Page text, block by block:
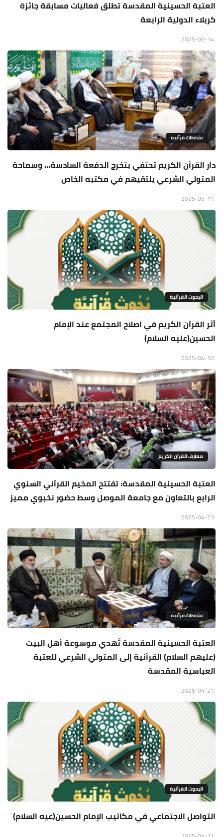
العتبة الحسينية المقدسة تطلق فعاليات مسابقة جائزة
كربلاء الدولية الرابعة
نشاطات قرآنية
دار القرآن الكريم تحتفي بتخرج الدفعة السادسة... وسماحة
المتولي الشرعي يلتقيهم في مكتبه الخاص
البحوث القرأنية
أثر القرآن الكريم في اصلاح المجتمع عند الإمام
الحسين(عليه السلام)
معارف القرآن الكريم
العتبة الحسينية المقدسة: تفتتح المخيم القرآني السنوي
الرابع بالتعاون مع جامعة الموصل وسط حضور نخبوي مميز
نشاطات قرآنية
العتبة الحسينية المقدسة تُهدي موسوعة أهل البيت
(عليهم السلام) القرآنية إلى المتولي الشرعي للعتبة
العباسية المقدسة
البحوث القرأنية
التواصل الاجتماعي في مكاتيب الإمام الحسين(عيه السلام)